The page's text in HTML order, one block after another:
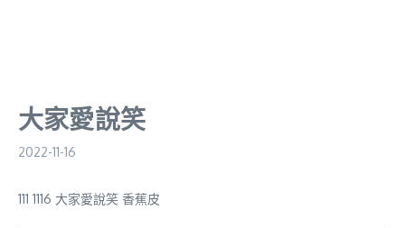
大家愛說笑
2022-11-16
111 1116 大家愛說笑 香蕉皮